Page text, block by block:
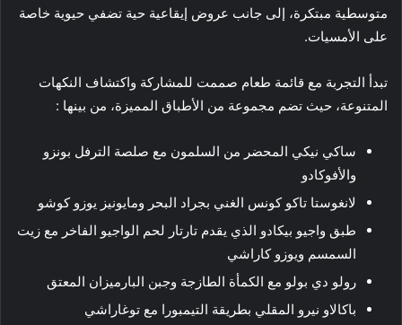
متوسطية مبتكرة، إلى جانب عروض إيقاعية حية تضفي حيوية خاصة
على الأمسيات.
تبدأ التجربة مع قائمة طعام صممت للمشاركة واكتشاف النكهات
المتنوعة، حيث تضم مجموعة من الأطباق المميزة، من بينها :
ساكي نيكي المحضر من السلمون مع صلصة الترفل بونزو
والأفوكادو
لانغوستا تاكو كونس الغني بجراد البحر ومايونيز يوزو كوشو
طبق واجيو بيكادو الذي يقدم تارتار لحم الواجيو الفاخر مع زيت
السمسم ويوزو كاراشي
رولو دي بولو مع الكمأة الطازجة وجبن البارميزان المعتق
باكالاو نيرو المقلي بطريقة التيمبورا مع توغاراشي